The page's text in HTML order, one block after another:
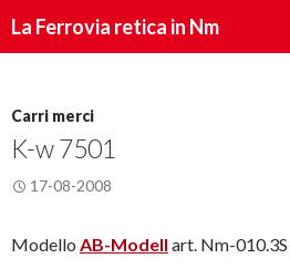
La Ferrovia retica in Nm
Carri merci
K-w 7501
17-08-2008
Modello AB-Modell art. Nm-010.3S